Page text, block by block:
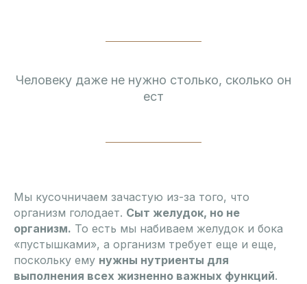
Человеку даже не нужно столько, сколько он
ест
Мы кусочничаем зачастую из-за того, что
организм голодает. Сыт желудок, но не
организм. То есть мы набиваем желудок и бока
«пустышками», а организм требует еще и еще,
поскольку ему нужны нутриенты для
выполнения всех жизненно важных функций.